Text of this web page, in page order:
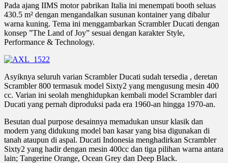
Pada ajang IIMS motor pabrikan Italia ini menempati booth seluas
430.5 m² dengan mengandalkan susunan kontainer yang dibalur
warna kuning. Tema ini menggambarkan Scrambler Ducati dengan
konsep ”The Land of Joy” sesuai dengan karakter Style,
Performance & Technology.
Asyiknya seluruh varian Scrambler Ducati sudah tersedia , deretan
Scrambler 800 termasuk model Sixty2 yang mengusung mesin 400
cc. Varian ini seolah menghidupkan kembali model Scrambler dari
Ducati yang pernah diproduksi pada era 1960-an hingga 1970-an.
Besutan dual purpose desainnya memadukan unsur klasik dan
modern yang didukung model ban kasar yang bisa digunakan di
tanah ataupun di aspal. Ducati Indonesia menghadirkan Scrambler
Sixty2 yang hadir dengan mesin 400cc dan tiga pilihan warna antara
lain; Tangerine Orange, Ocean Grey dan Deep Black.